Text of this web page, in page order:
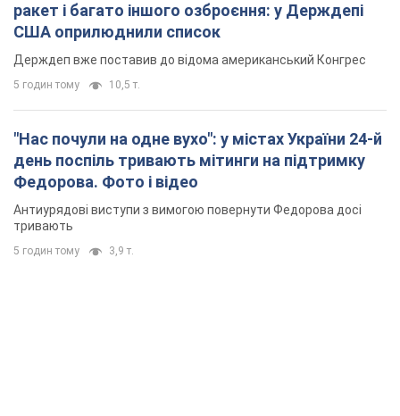
ракет і багато іншого озброєння: у Держдепі
США оприлюднили список
Держдеп вже поставив до відома американський Конгрес
5 годин тому 10,5 т.
"Нас почули на одне вухо": у містах України 24-й
день поспіль тривають мітинги на підтримку
Федорова. Фото і відео
Антиурядові виступи з вимогою повернути Федорова досі
тривають
5 годин тому 3,9 т.